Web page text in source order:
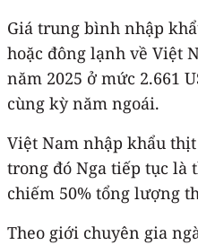
Giá trung bình nhập
hoặc đông lạnh về Việt
năm 2025 ở mức 2.661
cùng kỳ năm ngoái.
Việt Nam nhập khẩu
trong đó Nga tiếp tục
chiếm 50% tổng lượng
Theo giới chuyên gia